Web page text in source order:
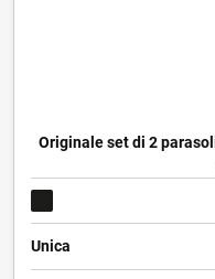
Originale set di 2
Unica